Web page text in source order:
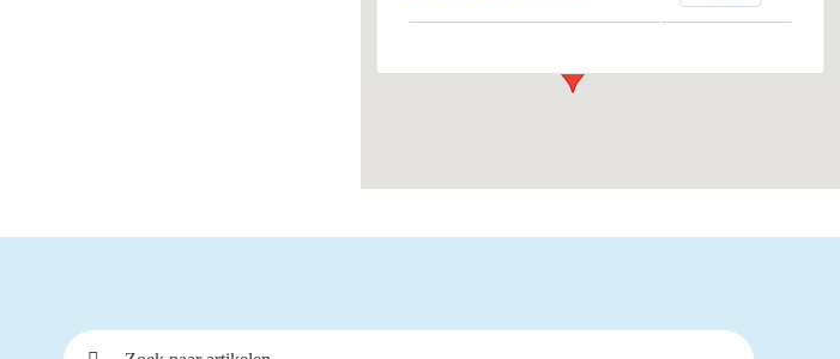
Zoeken naar: